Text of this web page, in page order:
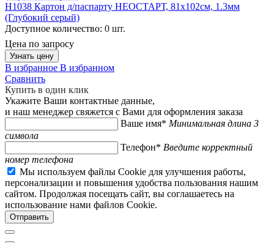
H1038 Картон д/паспарту НЕОСТАРТ, 81x102см, 1.3мм
(Глубокий серый)
Доступное количество: 0 шт.
Цена по запросу
Узнать цену
В избранное В избранном
Сравнить
Купить в один клик
Укажите Ваши контактные данные,
и наш менеджер свяжется с Вами для оформления заказа
Ваше имя* Минимальная длина 3
символа
Телефон* Введите корректный
номер телефона
Мы используем файлы Cookie для улучшения работы,
персонализации и повышения удобства пользования нашим
сайтом. Продолжая посещать сайт, вы соглашаетесь на
использование нами файлов Cookie.